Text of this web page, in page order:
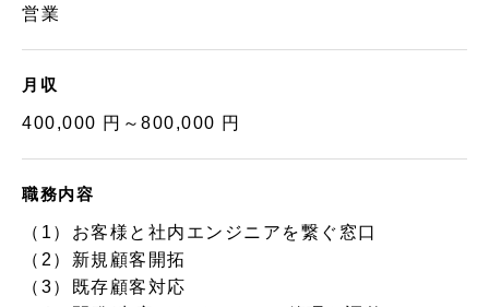
営業
月収
400,000 円～800,000 円
職務内容
（1）お客様と社内エンジニアを繋ぐ窓口
（2）新規顧客開拓
（3）既存顧客対応